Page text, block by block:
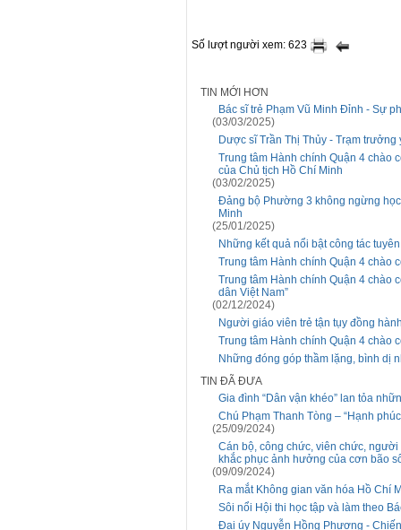
Số lượt người xem: 623
TIN MỚI HƠN
Bác sĩ trẻ Phạm Vũ Minh Đỉnh - Sự
(03/03/2025)
Dược sĩ Trần Thị Thủy - Trạm
Trung tâm Hành chính Quận 4 chào
của Chủ tịch Hồ Chí Minh
(03/02/2025)
Đảng bộ Phường 3 không ngừng
Minh
(25/01/2025)
Những kết quả nổi bật công tác
Trung tâm Hành chính Quận 4 chào
Trung tâm Hành chính Quận 4 chào
dân Việt Nam”
(02/12/2024)
Người giáo viên trẻ tận tụy đồng
Trung tâm Hành chính Quận 4 chào
Những đóng góp thầm lặng, bình dị
TIN ĐÃ ĐƯA
Gia đình “Dân vận khéo” lan tỏa
Chú Phạm Thanh Tòng – “Hạnh
(25/09/2024)
Cán bộ, công chức, viên chức,
khắc phục ảnh hưởng của cơn bão
(09/09/2024)
Ra mắt Không gian văn hóa Hồ Chí
Sôi nổi Hội thi học tập và làm theo
Đại úy Nguyễn Hồng Phương -